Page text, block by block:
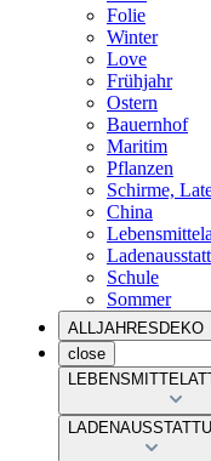
Folie
Winter
Love
Frühjahr
Ostern
Bauernhof
Maritim
Pflanzen
Schirme,
China
Schule
Sommer
ALLJAHRESDEKO
close